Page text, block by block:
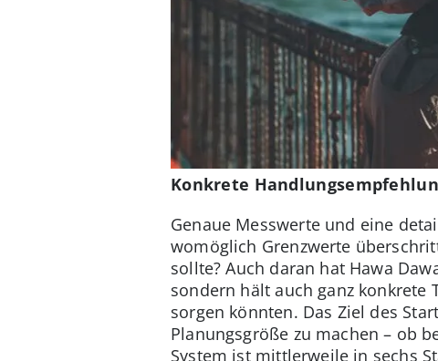
Konkrete
Genaue Messwerte und eine
womöglich Grenzwerte
sollte? Auch daran hat Hawa
sondern hält auch ganz
sorgen könnten. Das Ziel des
Planungsgröße zu machen – ob
System ist mittlerweile in sechs